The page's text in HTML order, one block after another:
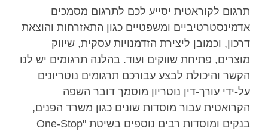
תרגום לקוראטית יסייע לכם לתרגום מסמכים
אדמינסטרטיביים ומשפטיים כגון התאזרחות והוצאת
דרכון, וכמובן ליצירת הזדמנויות עסקית, שיווק
מוצרים, פתיחת שווקים ועוד. בהלנה תרגומים יש לנו
הקשר והיכולת לבצע עבורכם תרגומים נוטריונים
על-ידי עורך-דין נוטריון מוסמך דובר השפה
הקרואטית עבור מוסדות שונים כגון משרד הפנים,
בנקים ומוסדות רבים נוספים בשיטת "One-Stop